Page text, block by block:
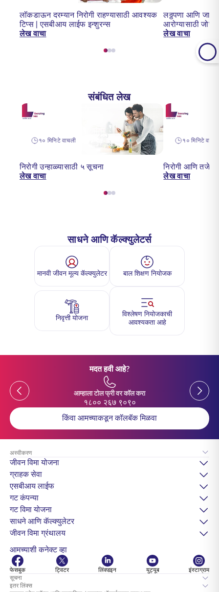
लॉकडाऊन दरम्यान निरोगी राहण्यासाठी आवश्यक
टिप्स | एसबीआय लाईफ इन्शुरन्स
लेख वाचा
लठ्ठपणा आणि
आरोग्यासाठी
लेख वाचा
संबंधित लेख
१० मिनिटे वाचली
निरोगी उन्हाळ्यासाठी ५ सूचना
लेख वाचा
१० मिनिटे
निरोगी आणि
लेख वाचा
साधने आणि कॅल्क्युलेटर्स
मानवी जीवन मूल्य कॅल्क्युलेटर बाल शिक्षण नियोजक
निवृत्ती योजना
विश्लेषण नियोजकाची
आवश्यकता आहे
मदत हवी आहे?
Previous
आम्हाला टोल फ्री वर कॉल करा
१८०० २६७ ९०९०
Previous
किंवा आमच्याकडून कॉलबॅक मिळवा
अस्वीकरण
जीवन विमा योजना
ग्राहक सेवा
एसबीआय लाईफ
गट कंपन्या
गट विमा योजना
साधने आणि कॅल्क्युलेटर
जीवन विमा ग्रंथालय
आमच्याशी कनेक्ट व्हा
फेसबुक ट्विटर लिंक्डइन युट्यूब
इंस्टाग्राम
सूचना
इतर लिंक्स